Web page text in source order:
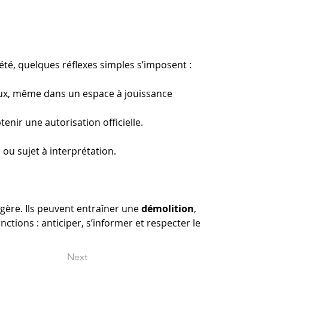
quelques réflexes simples s’imposent :
même dans un espace à jouissance
une autorisation officielle.
sujet à interprétation.
Ils peuvent entraîner une démolition,
: anticiper, s’informer et respecter le
Next